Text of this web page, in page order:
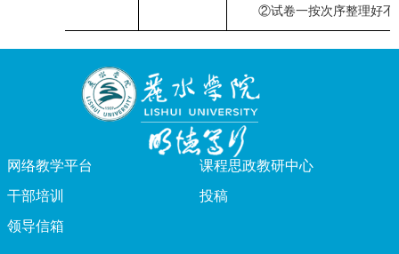
②试卷一按次序整理好不
网络教学平台
课程思政教研中心
干部培训
投稿
领导信箱